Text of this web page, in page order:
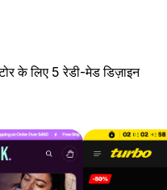
के लिए 5 रेडी-मेड डिज़ाइन